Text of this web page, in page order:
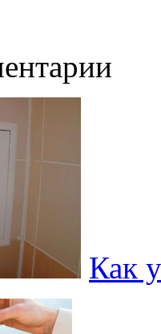
Как